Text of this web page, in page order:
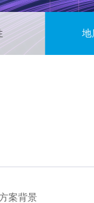
地
案背景